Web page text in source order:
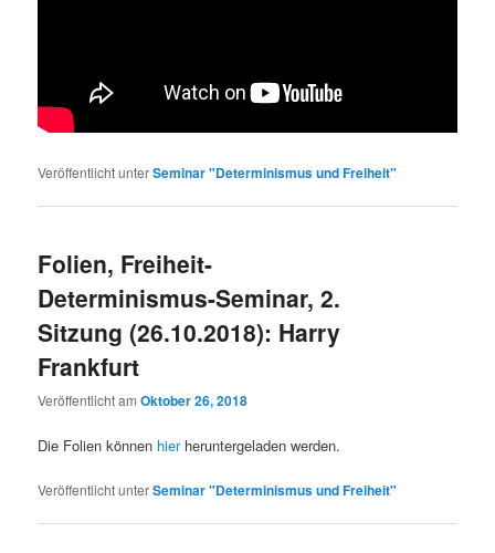
Veröffentlicht unterSeminar "Determinismus und Freiheit"
Folien, Freiheit-
Determinismus-Seminar, 2.
Sitzung (26.10.2018): Harry
Frankfurt
Veröffentlicht amOktober 26, 2018
Die Folien können hierheruntergeladen werden.
Veröffentlicht unterSeminar "Determinismus und Freiheit"